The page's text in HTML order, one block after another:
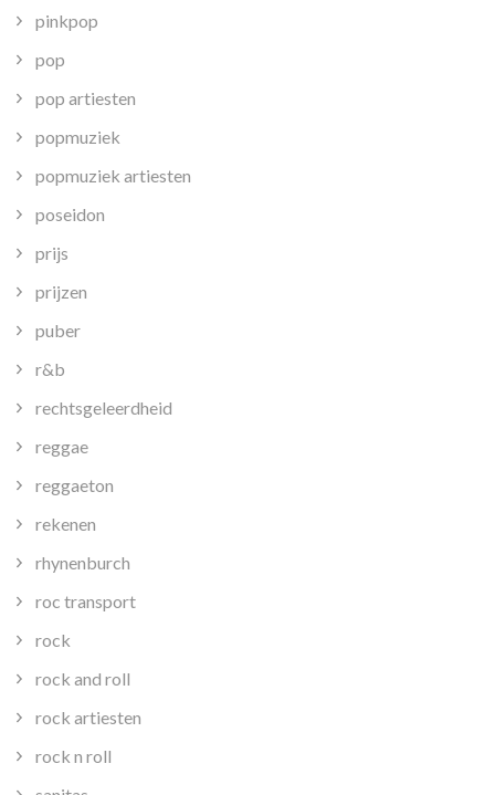
pinkpop
pop
pop artiesten
popmuziek
popmuziek artiesten
poseidon
prijs
prijzen
puber
r&b
rechtsgeleerdheid
reggae
reggaeton
rekenen
rhynenburch
roc transport
rock
rock and roll
rock artiesten
rock n roll